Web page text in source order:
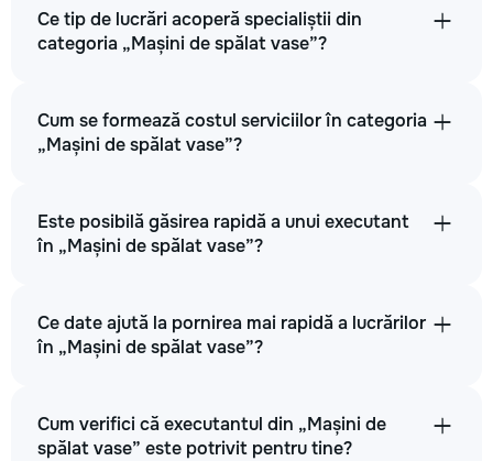
Ce tip de lucrări acoperă specialiștii din
categoria „Mașini de spălat vase”?
Cum se formează costul serviciilor în categoria
„Mașini de spălat vase”?
Este posibilă găsirea rapidă a unui executant
în „Mașini de spălat vase”?
Ce date ajută la pornirea mai rapidă a lucrărilor
în „Mașini de spălat vase”?
Cum verifici că executantul din „Mașini de
spălat vase” este potrivit pentru tine?